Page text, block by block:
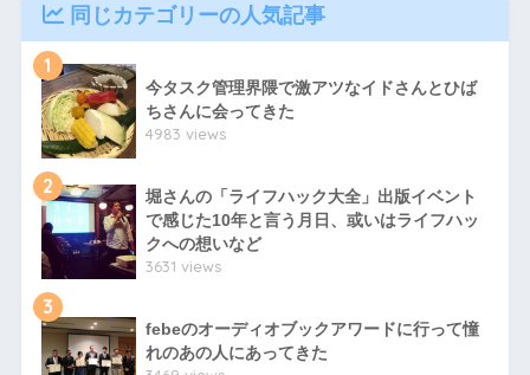
同じカテゴリーの人気記事
1
今タスク管理界隈で激アツなイドさんとひば
ちさんに会ってきた
4983 views
2
堀さんの「ライフハック大全」出版イベント
で感じた10年と言う月日、或いはライフハッ
クへの想いなど
3631 views
3
febeのオーディオブックアワードに行って憧
れのあの人にあってきた